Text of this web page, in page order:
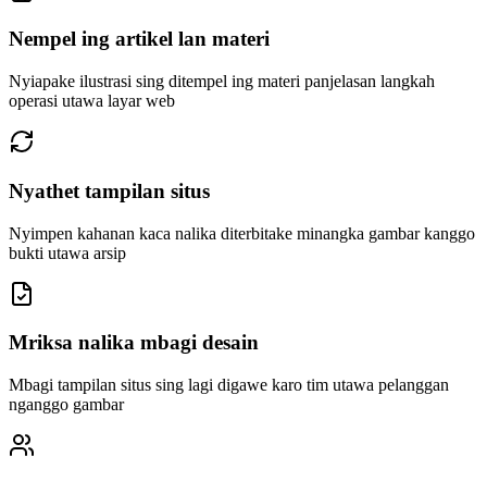
Nempel ing artikel lan materi
Nyiapake ilustrasi sing ditempel ing materi panjelasan langkah
operasi utawa layar web
Nyathet tampilan situs
Nyimpen kahanan kaca nalika diterbitake minangka gambar kanggo
bukti utawa arsip
Mriksa nalika mbagi desain
Mbagi tampilan situs sing lagi digawe karo tim utawa pelanggan
nganggo gambar